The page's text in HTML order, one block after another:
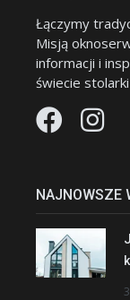
Łączymy
Misją
informacji i
świecie
NAJNOWSZE